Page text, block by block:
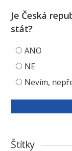
Je Česká
stát?
ANO
NE
Nevím,
Štítky